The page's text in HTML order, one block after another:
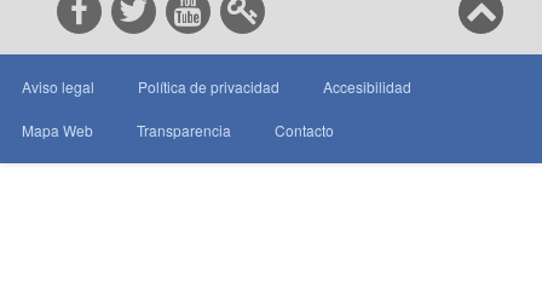
Aviso legal Política de privacidad Accesibilidad
Mapa Web Transparencia Contacto